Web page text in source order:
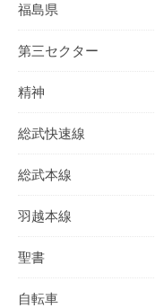
福島県
第三セクター
精神
総武快速線
総武本線
羽越本線
聖書
自転車